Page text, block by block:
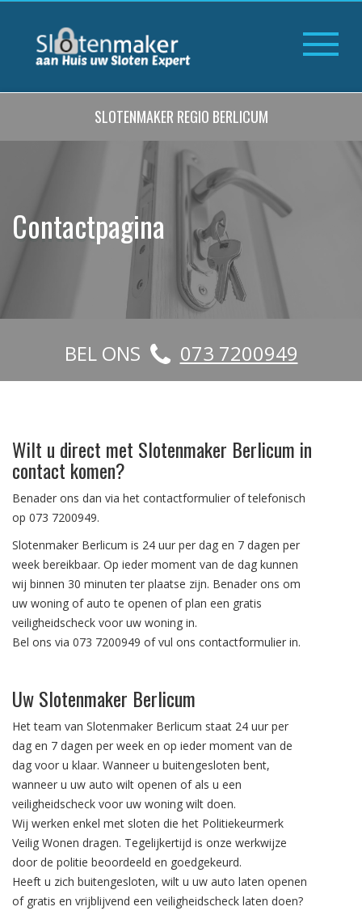
SLOTENMAKER REGIO BERLICUM
Contactpagina
BEL ONS 073 7200949
Wilt u direct met Slotenmaker Berlicum in
contact komen?
Benader ons dan via het contactformulier of telefonisch
op 073 7200949.
Slotenmaker Berlicum is 24 uur per dag en 7 dagen per
week bereikbaar. Op ieder moment van de dag kunnen
wij binnen 30 minuten ter plaatse zijn. Benader ons om
uw woning of auto te openen of plan een gratis
veiligheidscheck voor uw woning in.
Bel ons via 073 7200949 of vul ons contactformulier in.
Uw Slotenmaker Berlicum
Het team van Slotenmaker Berlicum staat 24 uur per
dag en 7 dagen per week en op ieder moment van de
dag voor u klaar. Wanneer u buitengesloten bent,
wanneer u uw auto wilt openen of als u een
veiligheidscheck voor uw woning wilt doen.
Wij werken enkel met sloten die het Politiekeurmerk
Veilig Wonen dragen. Tegelijkertijd is onze werkwijze
door de politie beoordeeld en goedgekeurd.
Heeft u zich buitengesloten, wilt u uw auto laten openen
of gratis en vrijblijvend een veiligheidscheck laten doen?